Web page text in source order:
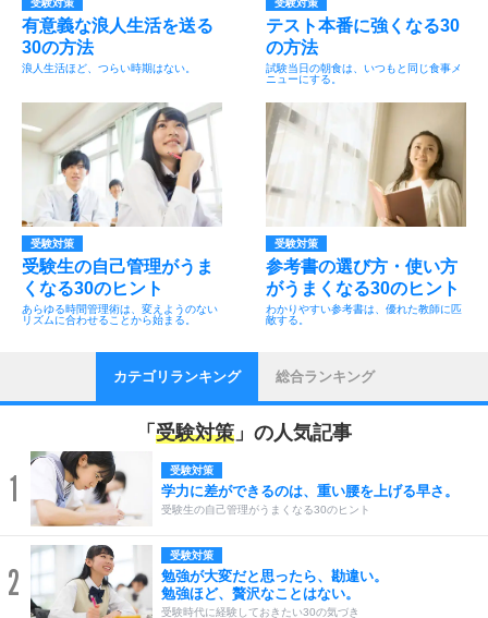
受験対策
有意義な浪人生活を送る
30の方法
浪人生活ほど、つらい時期はない。
受験対策
テスト本番に強くなる30
の方法
試験当日の朝食は、いつもと同じ食事メ
ニューにする。
受験対策
受験生の自己管理がうま
くなる30のヒント
あらゆる時間管理術は、変えようのない
リズムに合わせることから始まる。
受験対策
参考書の選び方・使い方
がうまくなる30のヒント
わかりやすい参考書は、優れた教師に匹
敵する。
カテゴリランキング 総合ランキング
「 受験対策 」の人気記事
1 受験対策
学力に差ができるのは、重い腰を上げる早さ。
受験生の自己管理がうまくなる30のヒント
2
受験対策
勉強が大変だと思ったら、勘違い。
勉強ほど、贅沢なことはない。
受験時代に経験しておきたい30の気づき